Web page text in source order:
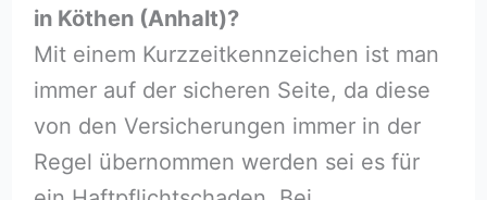
in Köthen (Anhalt)?
Mit einem Kurzzeitkennzeichen ist man
immer auf der sicheren Seite, da diese
von den Versicherungen immer in der
Regel übernommen werden sei es für